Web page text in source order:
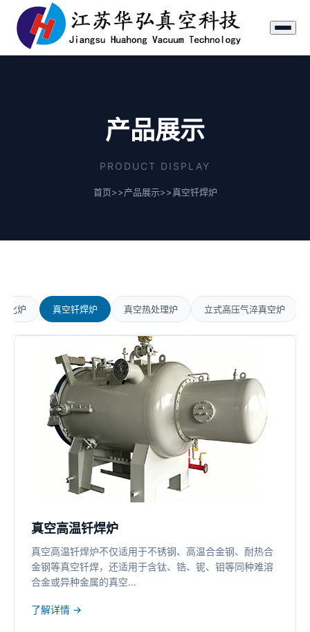
产品展示
PRODUCT DISPLAY
首页>>产品展示>>真空钎焊炉
化炉 真空钎焊炉 真空热处理炉 立式高压气淬真空炉
真空高温钎焊炉
真空高温钎焊炉不仅适用于不锈钢、高温合金钢、耐热合
金钢等真空钎焊，还适用于含钛、锆、铌、钼等同种难溶
合金或异种金属的真空...
了解详情 →